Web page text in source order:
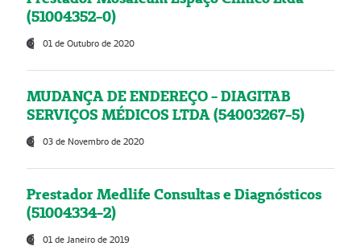
(51004352-0)
01 de Outubro de 2020
MUDANÇA DE ENDEREÇO - DIAGITAB
SERVIÇOS MÉDICOS LTDA (54003267-5)
03 de Novembro de 2020
Prestador Medlife Consultas e Diagnósticos
(51004334-2)
01 de Janeiro de 2019